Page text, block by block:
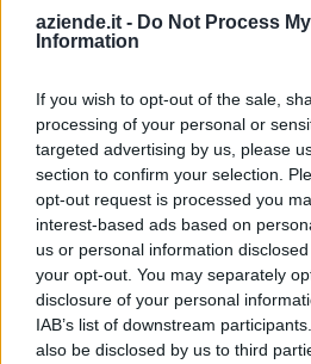
aziende.it - Do Not Process
Information
If you wish to opt-out of the sale,
processing of your personal or
targeted advertising by us, please
section to confirm your selection.
opt-out request is processed you
interest-based ads based on
us or personal information
your opt-out. You may separately
disclosure of your personal
IAB’s list of downstream
also be disclosed by us to third
provincia di
Affi (197)
Albaredo
Angiari (49)
Arcole (129)
Badia Calavena
Bardolino
Belfiore (71)